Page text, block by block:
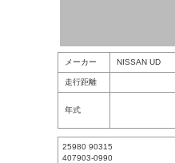
メーカー NISSAN UD
走行距離
年式
25980 90315
407903-0990